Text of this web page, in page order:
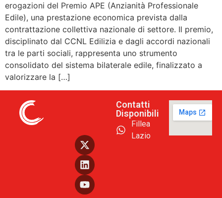
erogazioni del Premio APE (Anzianità Professionale
Edile), una prestazione economica prevista dalla
contrattazione collettiva nazionale di settore. Il premio,
disciplinato dal CCNL Edilizia e dagli accordi nazionali
tra le parti sociali, rappresenta uno strumento
consolidato del sistema bilaterale edile, finalizzato a
valorizzare la […]
Contatti
Disponibili
Fillea
Lazio